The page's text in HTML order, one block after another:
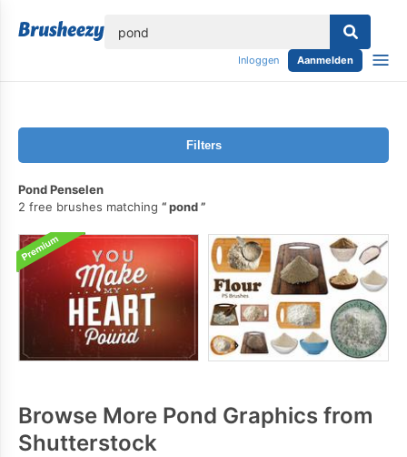
Inloggen Aanmelden
Filters
Pond Penselen
2 free brushes matching
pond
Browse More Pond Graphics from
Shutterstock